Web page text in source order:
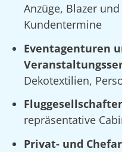
Anzüge, Blazer
Kundentermine
Eventagenturen
Dekotextilien,
repräsentative
Privat- und